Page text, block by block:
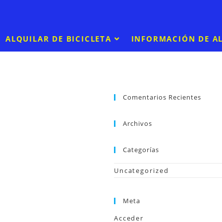
ALQUILAR DE BICICLETA INFORMACIÓN DE
Comentarios Recientes
Archivos
Categorías
Uncategorized
Meta
Acceder